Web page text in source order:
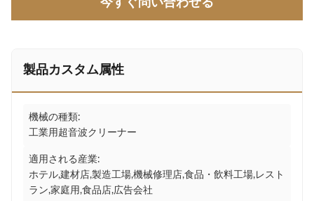
今すぐ問い合わせる
製品カスタム属性
機械の種類:
工業用超音波クリーナー
適用される産業:
ホテル,建材店,製造工場,機械修理店,食品・飲料工場,レスト
ラン,家庭用,食品店,広告会社